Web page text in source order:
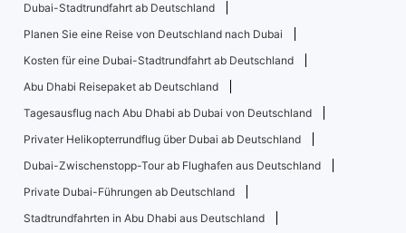
Dubai-Stadtrundfahrt ab Deutschland
Planen Sie eine Reise von Deutschland nach Dubai
Kosten für eine Dubai-Stadtrundfahrt ab Deutschland
Abu Dhabi Reisepaket ab Deutschland
Tagesausflug nach Abu Dhabi ab Dubai von Deutschland
Privater Helikopterrundflug über Dubai ab Deutschland
Dubai-Zwischenstopp-Tour ab Flughafen aus Deutschland
Private Dubai-Führungen ab Deutschland
Stadtrundfahrten in Abu Dhabi aus Deutschland